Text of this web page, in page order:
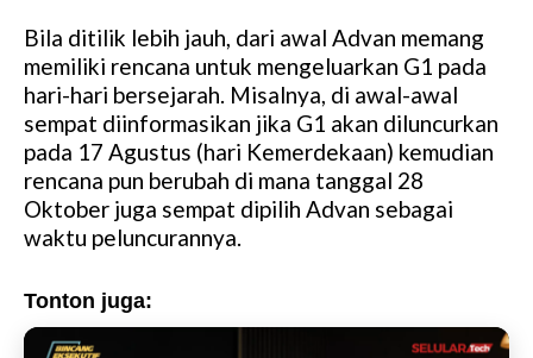
Bila ditilik lebih jauh, dari awal Advan memang
memiliki rencana untuk mengeluarkan G1 pada
hari-hari bersejarah. Misalnya, di awal-awal
sempat diinformasikan jika G1 akan diluncurkan
pada 17 Agustus (hari Kemerdekaan) kemudian
rencana pun berubah di mana tanggal 28
Oktober juga sempat dipilih Advan sebagai
waktu peluncurannya.
Tonton juga: